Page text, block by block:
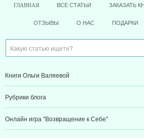
ГЛАВНАЯ ВСЕ СТАТЬИ ЗАКАЗАТЬ
ОТЗЫВЫ О НАС ПОДАРКИ
Книги Ольги Валяевой
Рубрики блога
Онлайн игра "Возвращение к Себе"